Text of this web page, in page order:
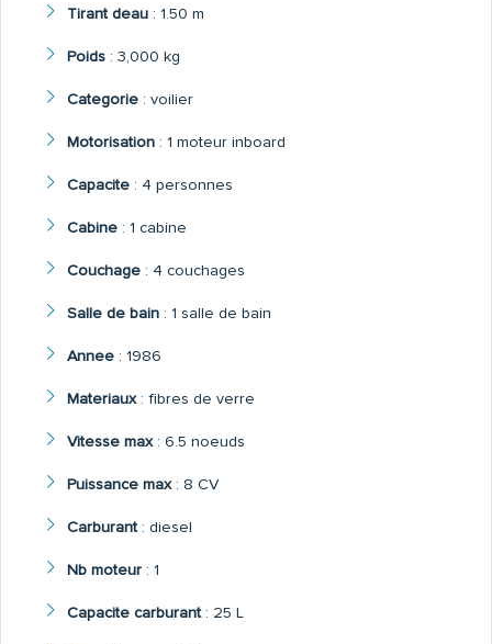
Tirant deau: 1.50 m
Poids: 3,000 kg
Categorie: voilier
Motorisation: 1 moteur inboard
Capacite: 4 personnes
Cabine: 1 cabine
Couchage: 4 couchages
Salle de bain: 1 salle de bain
Annee: 1986
Materiaux: fibres de verre
Vitesse max: 6.5 noeuds
Puissance max: 8 CV
Carburant: diesel
Nb moteur: 1
Capacite carburant: 25 L